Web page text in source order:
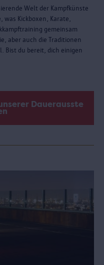
Welt der Kampfkünste
was Kickboxen, Karate,
gemeinsam
aber auch die Traditionen
Bist du bereit, dich einigen
Dauerausste